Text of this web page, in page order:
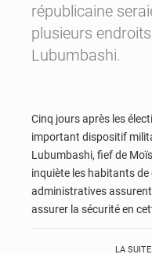
républicaine
plusieurs
Lubumbashi.
Cinq jours après les
important dispositif
Lubumbashi, fief de
inquiète les habitants
administratives assurent
assurer la sécurité en
LA